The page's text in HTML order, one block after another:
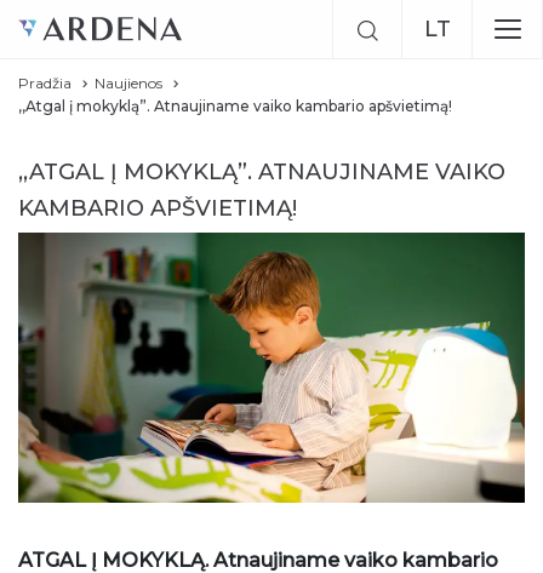
LT
Pradžia
Naujienos
,,Atgal į mokyklą”. Atnaujiname vaiko kambario apšvietimą!
,,ATGAL Į MOKYKLĄ”. ATNAUJINAME VAIKO
KAMBARIO APŠVIETIMĄ!
ATGAL Į MOKYKLĄ. Atnaujiname vaiko kambario